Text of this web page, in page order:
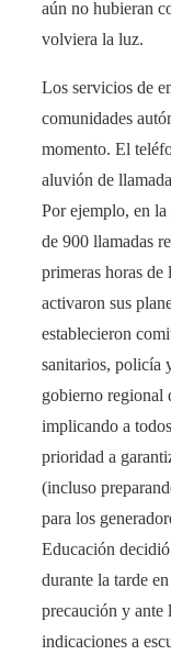
aún no hubieran
volviera la luz.
Los servicios de
comunidades
momento. El
aluvión de
Por ejemplo, en
de 900 llamadas
primeras horas de
activaron sus
establecieron
sanitarios, policía
gobierno regional
implicando a
prioridad a
(incluso
para los
Educación decidió
durante la tarde
precaución y ante
indicaciones a